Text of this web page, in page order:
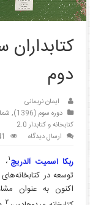
دوم
ایمان نریمانی
دوره سوم (1396)
,
کتابخانه و کتابدار 2.0
ارسال دیدگاه
ربکا اسمیت آلدریچ۱
توسعه در
اکنون به عنوان
۲